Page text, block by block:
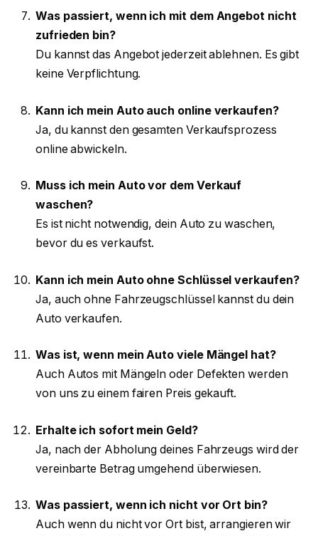
Was passiert, wenn ich mit dem Angebot nicht
zufrieden bin?
Du kannst das Angebot jederzeit ablehnen. Es gibt
keine Verpflichtung.
Kann ich mein Auto auch online verkaufen?
Ja, du kannst den gesamten Verkaufsprozess
online abwickeln.
Muss ich mein Auto vor dem Verkauf
waschen?
Es ist nicht notwendig, dein Auto zu waschen,
bevor du es verkaufst.
Kann ich mein Auto ohne Schlüssel verkaufen?
Ja, auch ohne Fahrzeugschlüssel kannst du dein
Auto verkaufen.
Was ist, wenn mein Auto viele Mängel hat?
Auch Autos mit Mängeln oder Defekten werden
von uns zu einem fairen Preis gekauft.
Erhalte ich sofort mein Geld?
Ja, nach der Abholung deines Fahrzeugs wird der
vereinbarte Betrag umgehend überwiesen.
Was passiert, wenn ich nicht vor Ort bin?
Auch wenn du nicht vor Ort bist, arrangieren wir